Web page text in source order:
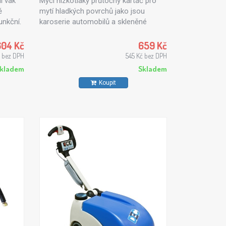
Kč
DPH
mytí hladkých povrchů jako jsou
karoserie automobilů a skleněné
prodloužením o délce 50cm. Připojení
pomocí zahradní hadicové
rychlospojky nebo pomocí adaptéru
se závitem M22x1,5, který je součástí.
659 Kč
545 Kč bez DPH
Skladem
Koupit